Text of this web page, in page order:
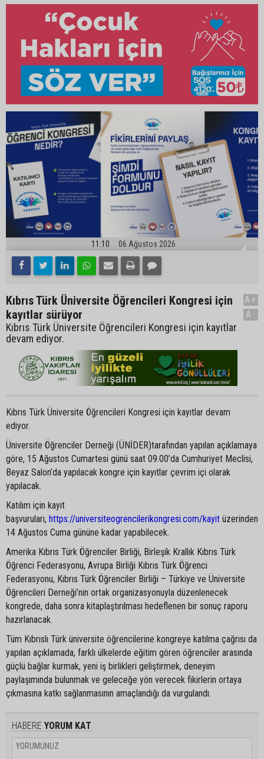
11:10 06 Ağustos 2026
Kıbrıs Türk Üniversite Öğrencileri Kongresi için
kayıtlar sürüyor
Kıbrıs Türk Üniversite Öğrencileri Kongresi için kayıtlar
devam ediyor.
A+
A-
Kıbrıs Türk Üniversite Öğrencileri Kongresi için kayıtlar devam
ediyor.
Üniversite Öğrenciler Derneği (ÜNİDER)tarafından yapılan açıklamaya
göre, 15 Ağustos Cumartesi günü saat 09.00’da Cumhuriyet Meclisi,
Beyaz Salon’da yapılacak kongre için kayıtlar çevrim içi olarak
yapılacak.
Katılım için kayıt
başvuruları, https://universiteogrencilerikongresi.com/kayit üzerinden
14 Ağustos Cuma gününe kadar yapabilecek.
Amerika Kıbrıs Türk Öğrenciler Birliği, Birleşik Krallık Kıbrıs Türk
Öğrenci Federasyonu, Avrupa Birliği Kıbrıs Türk Öğrenci
Federasyonu, Kıbrıs Türk Öğrenciler Birliği – Türkiye ve Üniversite
Öğrencileri Derneği’nin ortak organizasyonuyla düzenlenecek
kongrede, daha sonra kitaplaştırılması hedeflenen bir sonuç raporu
hazırlanacak.
Tüm Kıbrıslı Türk üniversite öğrencilerine kongreye katılma çağrısı da
yapılan açıklamada, farklı ülkelerde eğitim gören öğrenciler arasında
güçlü bağlar kurmak, yeni iş birlikleri geliştirmek, deneyim
paylaşımında bulunmak ve geleceğe yön verecek fikirlerin ortaya
çıkmasına katkı sağlanmasının amaçlandığı da vurgulandı.
HABERE YORUM KAT